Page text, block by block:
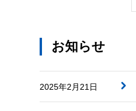
お知らせ
2025年2月21日